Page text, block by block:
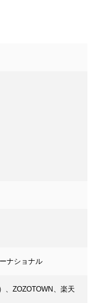
ナショナル
、ZOZOTOWN、楽天